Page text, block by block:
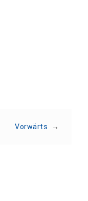
Vorwärts →